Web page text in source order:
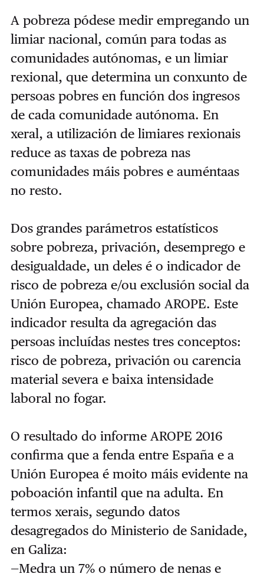
A pobreza pódese medir empregando un
limiar nacional, común para todas as
comunidades autónomas, e un limiar
rexional, que determina un conxunto de
persoas pobres en función dos ingresos
de cada comunidade autónoma. En
xeral, a utilización de limiares rexionais
reduce as taxas de pobreza nas
comunidades máis pobres e auméntaas
no resto.
Dos grandes parámetros estatísticos
sobre pobreza, privación, desemprego e
desigualdade, un deles é o indicador de
risco de pobreza e/ou exclusión social da
Unión Europea, chamado AROPE. Este
indicador resulta da agregación das
persoas incluídas nestes tres conceptos:
risco de pobreza, privación ou carencia
material severa e baixa intensidade
laboral no fogar.
O resultado do informe AROPE 2016
confirma que a fenda entre España e a
Unión Europea é moito máis evidente na
poboación infantil que na adulta. En
termos xerais, segundo datos
desagregados do Ministerio de Sanidade,
en Galiza:
—Medra un 7% o número de nenas e